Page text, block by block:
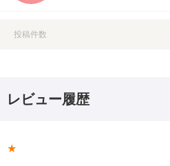
投稿件数
レビュー履歴
★